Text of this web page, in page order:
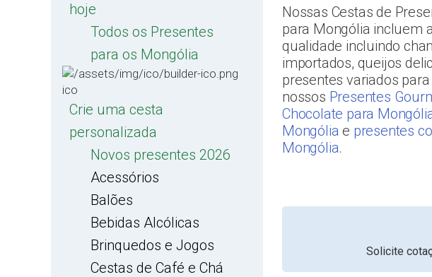
hoje
Todos os Presentes
para os Mongólia
Crie uma cesta
personalizada
Novos presentes 2026
Acessórios
Balões
Bebidas Alcólicas
Brinquedos e Jogos
Cestas de Café e Chá
Nossas Cestas de
para Mongólia incluem
qualidade incluindo
importados, queijos
presentes variados
nossos Presentes
Chocolate para
Mongólia e presentes
Mongólia.
Solicite